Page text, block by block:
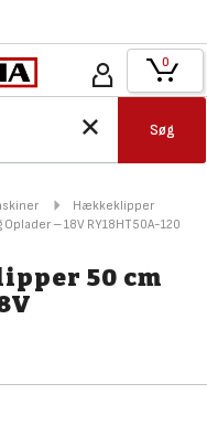
Søg
0
Hækkeklipper
– 18V RY18HT50A-120
50 cm